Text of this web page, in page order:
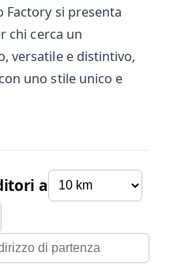
Factory si presenta
chi cerca un
versatile e distintivo,
uno stile unico e
a